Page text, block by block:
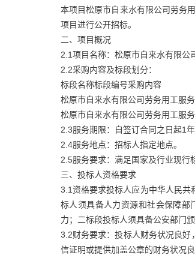
本项目松原市自来水有限公司劳务
项目进行公开招标。
二、项目概况
2.1项目名称：松原市自来水有限公
2.2采购内容及标段划分：
标段名称标段编号采购内容
松原市自来水有限公司劳务用工服
松原市自来水有限公司劳务用工服
2.3服务期限：自签订合同之日起1年
2.4服务地点：招标人指定地点。
2.5服务要求：满足国家及行业现行
三、投标人资格要求
3.1资格要求投标人应为中华人民
标人须具备人力资源和社会保障部
力；二标段投标人须具备公安部门
3.2财务要求：投标人财务状况良
信证明或提供加盖公章的财务状况良